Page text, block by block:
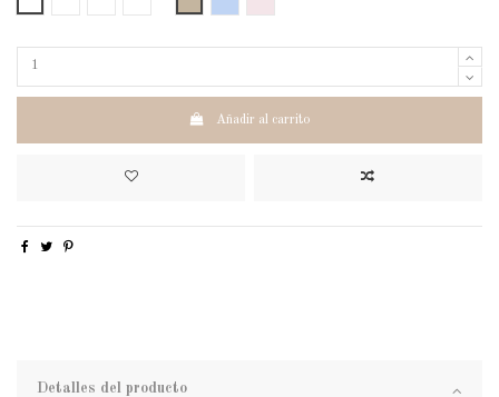
Añadir al carrito
Detalles del producto